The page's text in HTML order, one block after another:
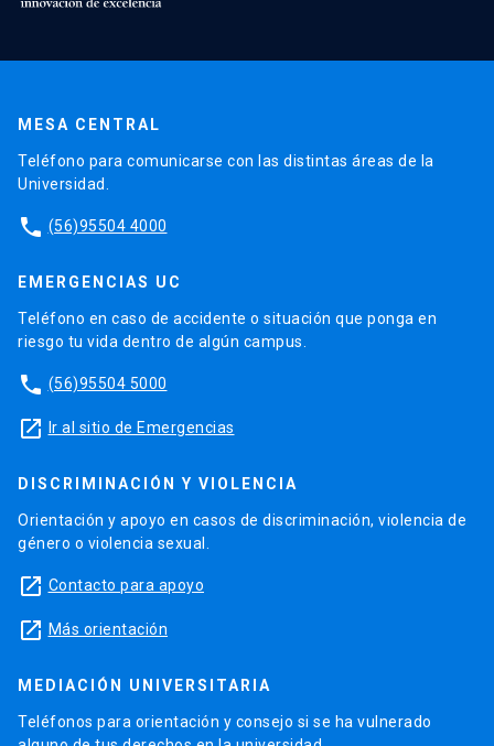
MESA CENTRAL
Teléfono para comunicarse con las distintas áreas de la
Universidad.
phone (56)95504 4000
EMERGENCIAS UC
Teléfono en caso de accidente o situación que ponga en
riesgo tu vida dentro de algún campus.
phone (56)95504 5000
launch Ir al sitio de Emergencias
DISCRIMINACIÓN Y VIOLENCIA
Orientación y apoyo en casos de discriminación, violencia de
género o violencia sexual.
launch Contacto para apoyo
launch Más orientación
MEDIACIÓN UNIVERSITARIA
Teléfonos para orientación y consejo si se ha vulnerado